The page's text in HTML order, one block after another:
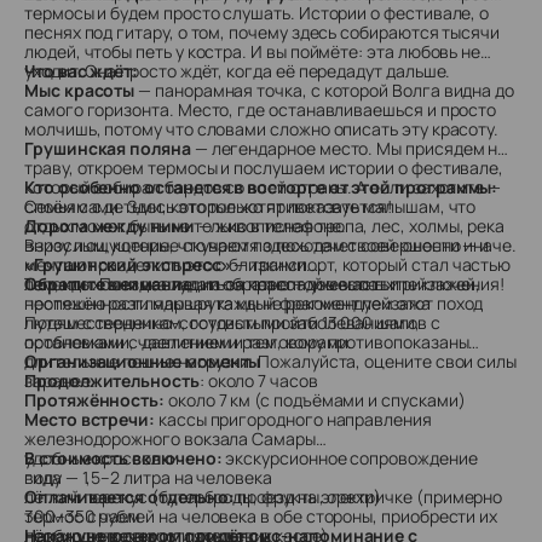
термосы и будем просто слушать. Истории о фестивале, о
песнях под гитару, о том, почему здесь собираются тысячи
людей, чтобы петь у костра. И вы поймёте: эта любовь не
уходит. Она просто ждёт, когда её передадут дальше.
Что вас ждёт:
Мыс красоты — панорамная точка, с которой Волга видна до
самого горизонта. Место, где останавливаешься и просто
молчишь, потому что словами сложно описать эту красоту.
Грушинская поляна— легендарное место. Мы присядем на
траву, откроем термосы и послушаем истории о фестивале,
который собирал бардов со всей страны. А если захотите —
споём сами. Здесь это только приветсвуется!
Дорога между ними— живописная тропа, лес, холмы, река
внизу и ощущение, что время здесь течет совершенно иначе.
«Грушинский экспресс»— транспорт, который стал частью
легенды. Поездка туда и обратно — уже часть приключения!
Кто особенно останется в восторге от этой программы:
Семьям с детьми, которые хотят показать малышам, что
отдых может быть не только в телефоне.
Взрослым, которые скучают по походам своей юности — и
мечтают разделить это с близкими.
Тем, кто хочет насладиться красотой местных пейзажей,
неспешно разглядывая каждый фрагмент пейзажа
Путешественникам, готовым пройти 13 000 шагов с
остановками, чаепитием и разговорами.
Обратите внимание:из-за перепадов высот и
протяжённости маршрута мы не рекомендуем этот поход
людям с сердечно-сосудистыми заболеваниями,
проблемами с давлением и тем, кому противопоказаны
длительные пешие нагрузки. Пожалуйста, оцените свои силы
заранее.
Организационные моменты
Продолжительность: около 7 часов
Протяжённость: около 7 км (с подъёмами и спусками)
Место встречи: кассы пригородного направления
железнодорожного вокзала Самары
В стоимость включено:экскурсионное сопровождение
гида
Оплачивается отдельно:проезд на электричке (примерно
300–350 рублей на человека в обе стороны, приобрести их
необходимо самостоятельно в кассе)
удобные кроссовки
воду — 1,5–2 литра на человека
лёгкий перекус (бутерброды, фрукты, орехи)
термос с чаем
лёгкую ветровку или дождевик
Накануне вечером придёт смс-напоминание с